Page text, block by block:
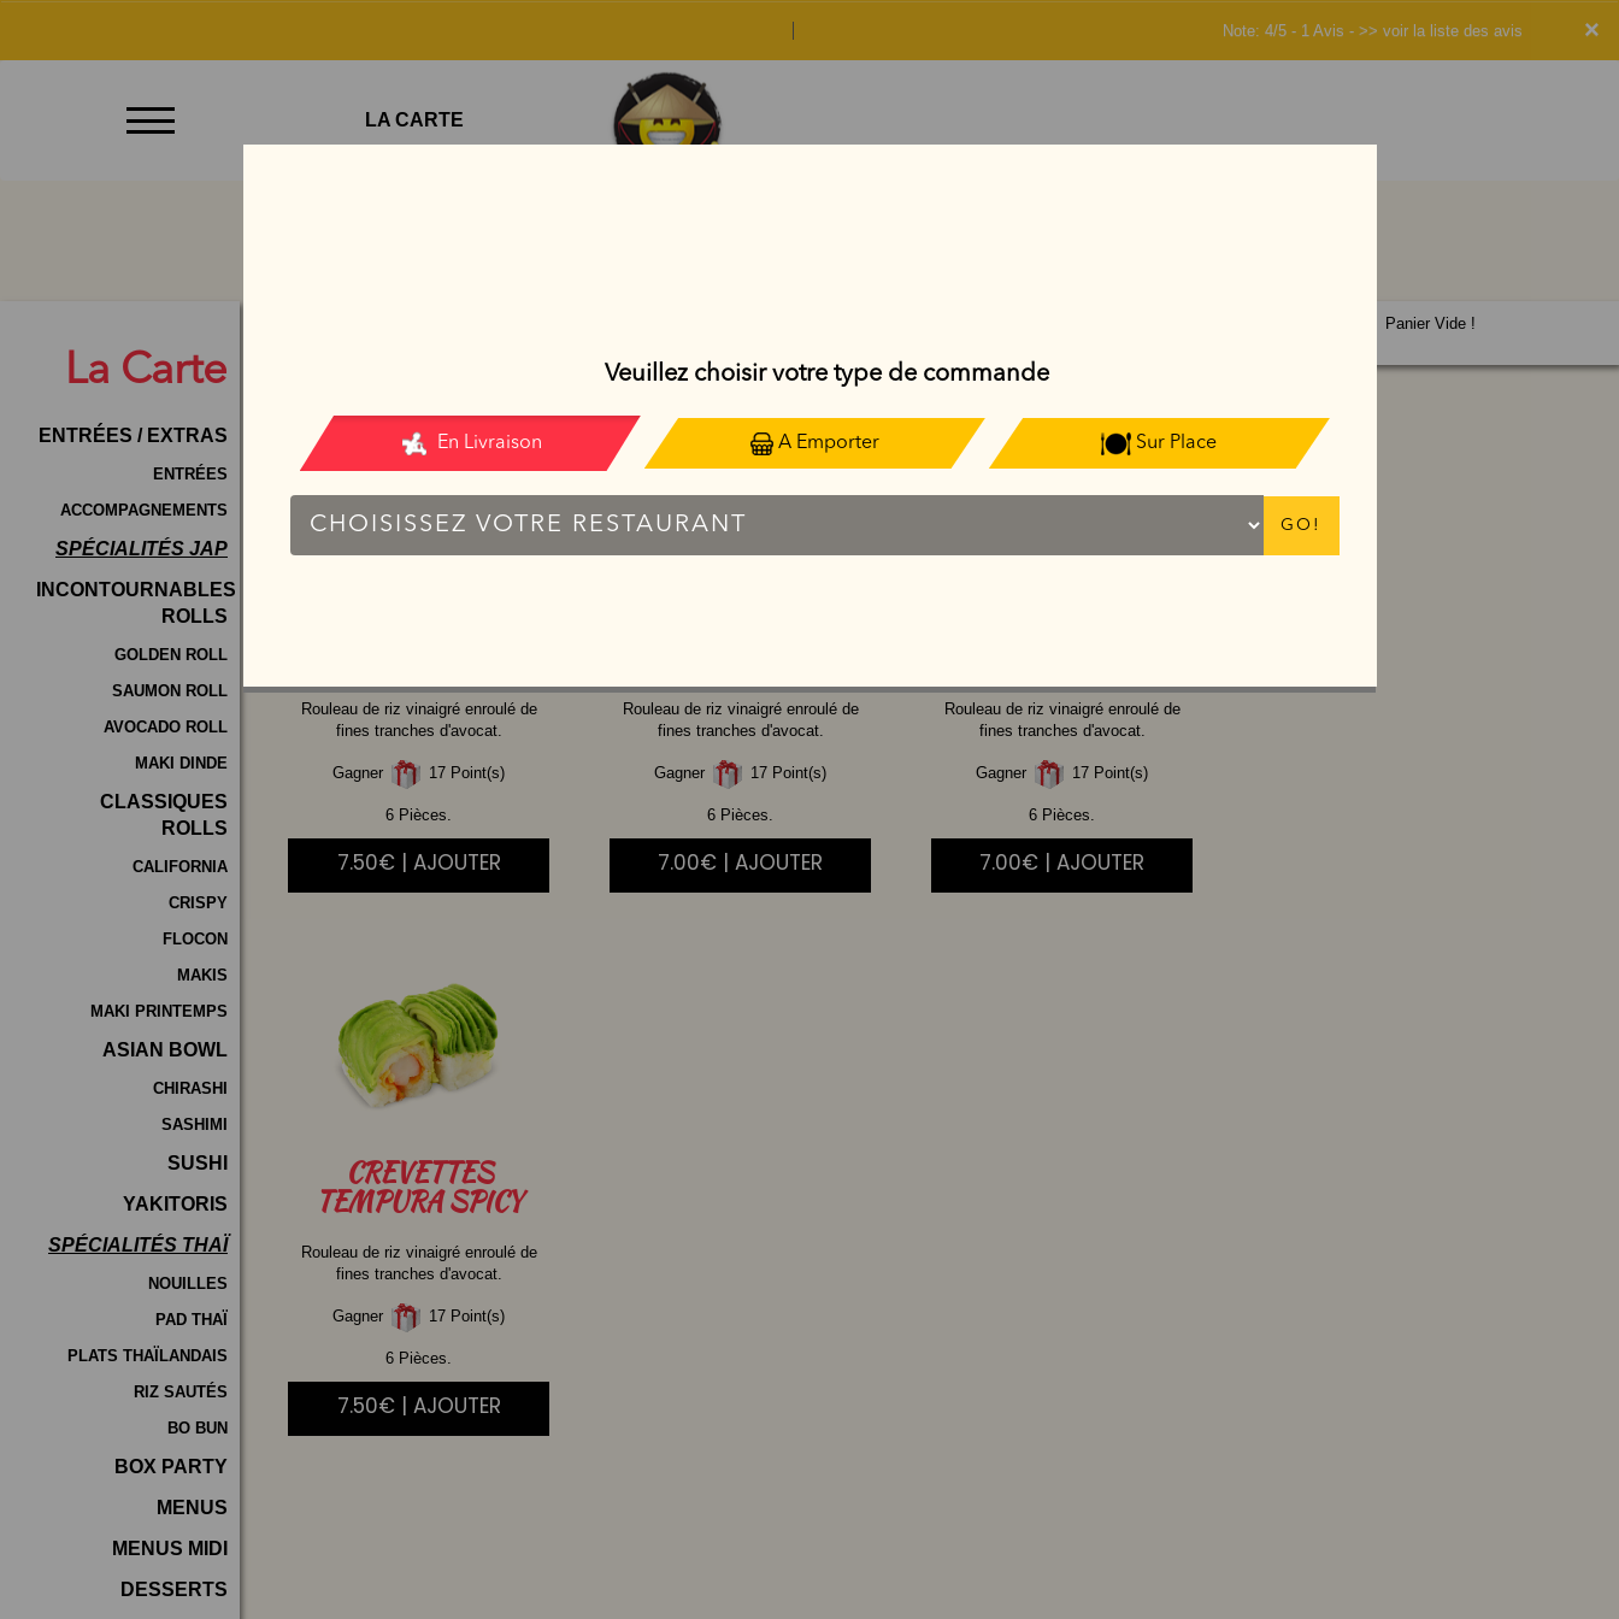
×
Note: 4/5 - 1 Avis - >> voir la liste des avis
Emporter
Contact
Mentions
Légales
Programme
De
Fidélité
Vos
Avis
de
LA CARTE
La Carte
ENTRÉES / EXTRAS
ENTRÉES
ACCOMPAGNEMENTS
SPÉCIALITÉS JAP
INCONTOURNABLES
ROLLS
GOLDEN ROLL
SAUMON ROLL
AVOCADO ROLL
MAKI DINDE
CLASSIQUES
ROLLS
CALIFORNIA
CRISPY
FLOCON
MAKIS
MAKI PRINTEMPS
ASIAN BOWL
CHIRASHI
SASHIMI
SUSHI
YAKITORIS
SPÉCIALITÉS THAÏ
NOUILLES
PAD THAÏ
PLATS THAÏLANDAIS
RIZ SAUTÉS
BO BUN
BOX PARTY
MENUS
MENUS MIDI
DESSERTS
Rouleau de riz vinaigré enroulé de
fines tranches d'avocat.
Gagner 17 Point(s)
6 Pièces.
7.50€ | AJOUTER
Rouleau de riz vinaigré enroulé de
fines tranches d'avocat.
Gagner 17 Point(s)
6 Pièces.
7.00€ | AJOUTER
Rouleau de riz vinaigré enroulé de
fines tranches d'avocat.
Gagner 17 Point(s)
6 Pièces.
7.00€ | AJOUTER
CREVETTES
TEMPURA SPICY
Rouleau de riz vinaigré enroulé de
fines tranches d'avocat.
Gagner 17 Point(s)
6 Pièces.
7.50€ | AJOUTER
Panier Vide !